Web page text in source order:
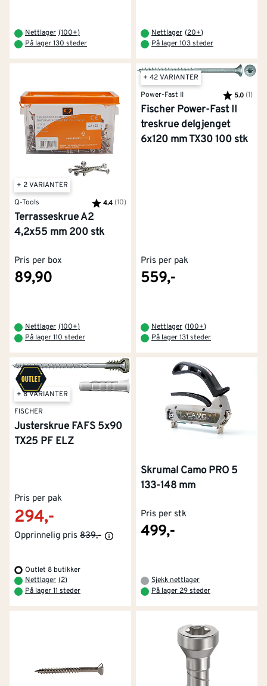
Nettlager (100+)
På lager 130 steder
Nettlager (20+)
På lager 103 steder
+ 2 VARIANTER
Q-Tools
Karakter:
4.4 (10)
Terrasseskrue A2
4,2x55 mm 200 stk
Pris per box
89,90
Nettlager (100+)
På lager 110 steder
+ 42 VARIANTER
Power-Fast II
Karakter:
5.0 (1)
Fischer Power-Fast II
treskrue delgjenget
6x120 mm TX30 100 stk
Pris per pak
559,-
Nettlager (100+)
På lager 131 steder
+ 8 VARIANTER
FISCHER
Justerskrue FAFS 5x90
TX25 PF ELZ
Pris per pak
294,-
Opprinnelig pris 839,-
Outlet 8 butikker
Nettlager (2)
På lager 11 steder
Skrumal Camo PRO 5
133-148 mm
Pris per stk
499,-
Sjekk nettlager
På lager 29 steder